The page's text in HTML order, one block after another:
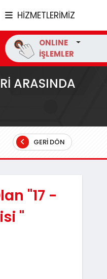
HİZMETLERİMİZ
ONLINE
İŞLEMLER
ARASINDA
GERI DÖN
''17 -
''